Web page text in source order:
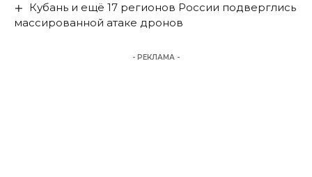
Кубань и ещё 17 регионов России подверглись
массированной атаке дронов
- РЕКЛАМА -